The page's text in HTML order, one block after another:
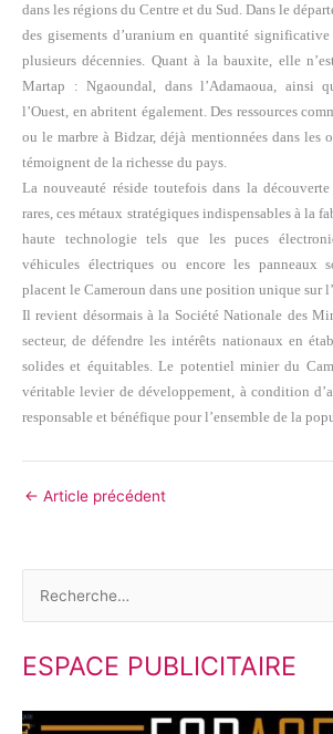
dans les régions du Centre et du Sud. Dans le
des gisements d’uranium en quantité
plusieurs décennies. Quant à la bauxite, elle
Martap : Ngaoundal, dans l’Adamaoua, ainsi
l’Ouest, en abritent également. Des ressources
ou le marbre à Bidzar, déjà mentionnées dans les
témoignent de la richesse du pays.
La nouveauté réside toutefois dans la
rares, ces métaux stratégiques indispensables à la
haute technologie tels que les puces
véhicules électriques ou encore les panneaux
placent le Cameroun dans une position unique sur
Il revient désormais à la Société Nationale des
secteur, de défendre les intérêts nationaux en
solides et équitables. Le potentiel minier du
véritable levier de développement, à condition
responsable et bénéfique pour l’ensemble de la
← Article précédent
c
e
ESPACE PUBLICITAIRE